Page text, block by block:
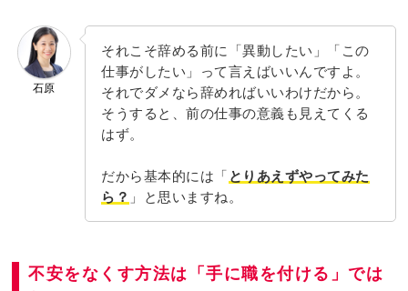
石原
それこそ辞める前に「異動したい」「この
仕事がしたい」って言えばいいんですよ。
それでダメなら辞めればいいわけだから。
そうすると、前の仕事の意義も見えてくる
はず。
だから基本的には「 とりあえずやってみた
ら？ 」と思いますね。
不安をなくす方法は「手に職を付ける」では